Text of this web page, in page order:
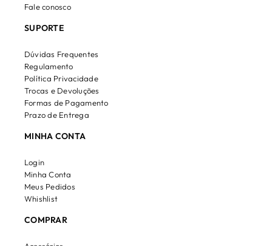
Fale conosco
SUPORTE
Dúvidas Frequentes
Regulamento
Política Privacidade
Trocas e Devoluções
Formas de Pagamento
Prazo de Entrega
MINHA CONTA
Login
Minha Conta
Meus Pedidos
Whishlist
COMPRAR